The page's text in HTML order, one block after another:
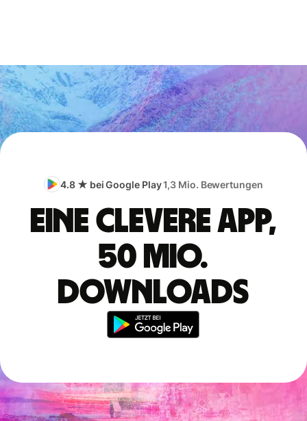
4.8 ★ bei Google Play1,3 Mio. Bewertungen
Eine clevere App,
50 Mio.
Downloads